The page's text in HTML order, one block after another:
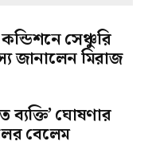
সেঞ্চুরি
জানালেন মিরাজ
ব্যক্তি’ ঘোষণার
বেলেম